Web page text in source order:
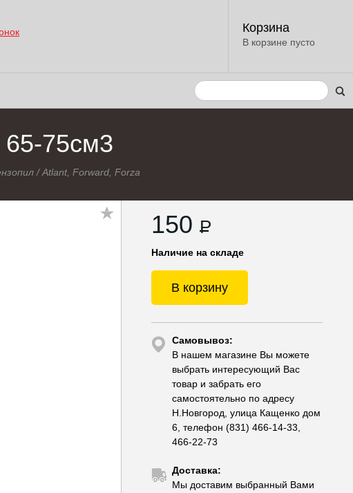
Корзина
В корзине пусто
75см3
/Atlant, Forward, Forza
150 P
Наличие на складе
В корзину
Самовывоз:
В нашем магазине Вы можете
выбрать интересующий Вас
товар и забрать его
самостоятельно по адресу
Н.Новгород, улица Кащенко дом
6, телефон (831) 466-14-33,
466-22-73
Доставка:
Мы доставим выбранный Вами